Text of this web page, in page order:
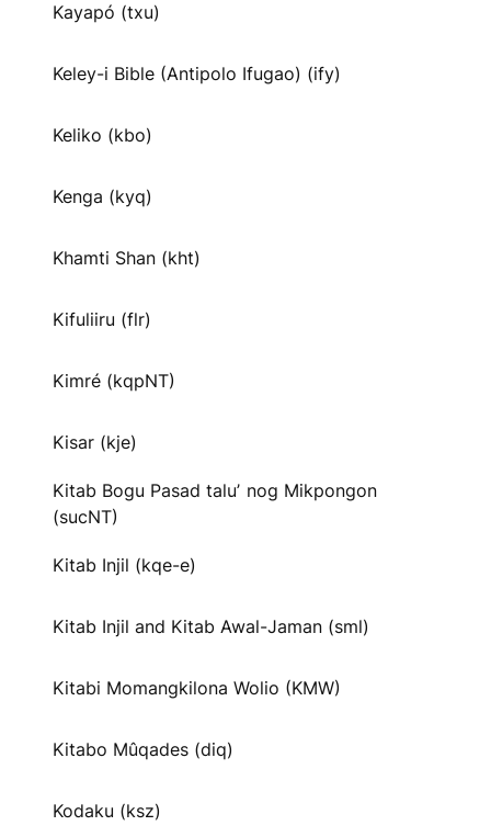
Kayapó (txu)
Keley-i Bible (Antipolo Ifugao) (ify)
Keliko (kbo)
Kenga (kyq)
Khamti Shan (kht)
Kifuliiru (flr)
Kimré (kqpNT)
Kisar (kje)
Kitab Bogu Pasad taluʼ nog Mikpongon
(sucNT)
Kitab Injil (kqe-e)
Kitab Injil and Kitab Awal-Jaman (sml)
Kitabi Momangkilona Wolio (KMW)
Kitabo Mûqades (diq)
Kodaku (ksz)